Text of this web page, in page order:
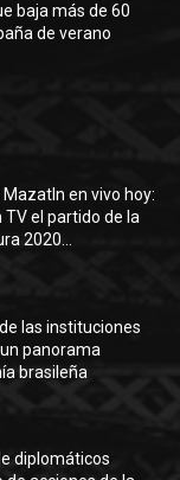
baja más de 60
de verano
en vivo hoy:
TV el partido de la
2020...
las instituciones
panorama
brasileña
diplomáticos